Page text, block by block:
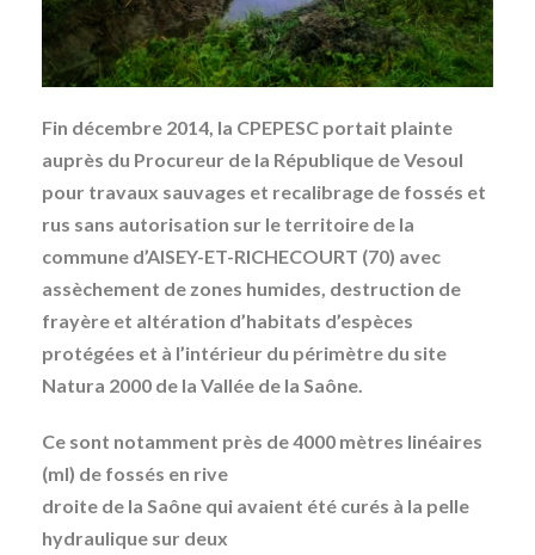
Fin décembre 2014, la CPEPESC portait plainte
auprès du Procureur de la République de Vesoul
pour travaux sauvages et recalibrage de fossés et
rus sans autorisation sur le territoire de la
commune d’AISEY-ET-RICHECOURT (70) avec
assèchement de zones humides, destruction de
frayère et altération d’habitats d’espèces
protégées et à l’intérieur du périmètre du site
Natura 2000 de la Vallée de la Saône.
Ce sont notamment près de 4000 mètres linéaires
(ml) de fossés en rive
droite de la Saône qui avaient été curés à la pelle
hydraulique sur deux